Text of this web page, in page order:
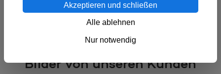
Möchten Sie dieses Gemälde in einer anderen Größe?
Wir können alle unsere Gemälde in allen Größen
Sie uns unter info@mynewart.at
Bilder von unseren Kunden
Alle ablehnen
Nur notwendig
Akzeptieren und schließen